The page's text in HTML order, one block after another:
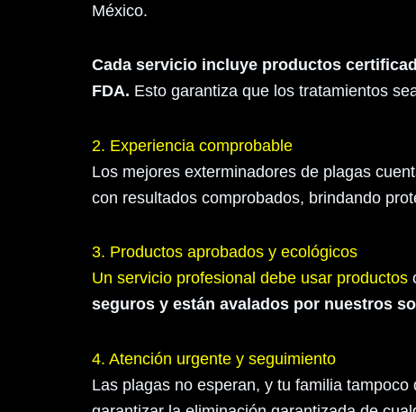
México.
Cada servicio incluye productos
FDA. Esto garantiza que los tratamientos
2. Experiencia comprobable
Los mejores exterminadores de plagas
con resultados comprobados, brindando
3. Productos aprobados y ecológicos
Un servicio profesional debe usar productos
seguros y están avalados por nuestros
4. Atención urgente y seguimiento
Las plagas no esperan, y tu familia